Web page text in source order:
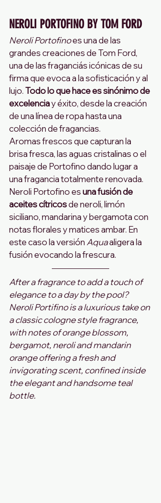
NEROLI PORTOFINO BY TOM FORD
Neroli Portofino es una de las
grandes creaciones de Tom Ford,
una de las fraganciás icónicas de su
firma que evoca a la sofisticación y al
lujo. Todo lo que hace es sinónimo de
excelencia y éxito, desde la creación
de una línea de ropa hasta una
colección de fragancias.
Aromas frescos que capturan la
brisa fresca, las aguas cristalinas o el
paisaje de Portofino dando lugar a
una fragancia totalmente renovada.
Neroli Portofino es una fusión de
aceites cítricos de neroli, limón
siciliano, mandarina y bergamota con
notas florales y matices ambar. En
este caso la versión Aqua aligera la
fusión evocando la frescura.
After a fragrance to add a touch of
elegance to a day by the pool?
Neroli Portifino is a luxurious take on
a classic cologne style fragrance,
with notes of orange blossom,
bergamot, neroli and mandarin
orange offering a fresh and
invigorating scent, confined inside
the elegant and handsome teal
bottle.